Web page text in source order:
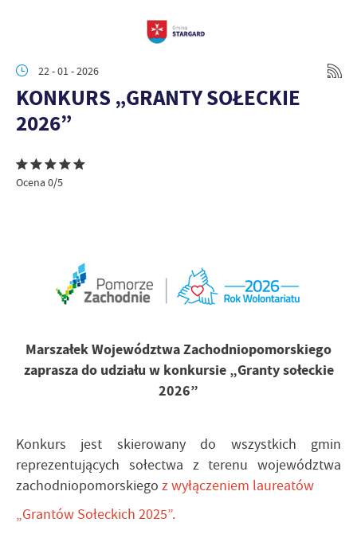
22 - 01 - 2026
KONKURS „GRANTY SOŁECKIE
2026”
Ocena 0/5
Marszałek Województwa Zachodniopomorskiego
zaprasza do udziału w konkursie „Granty sołeckie
2026”
Konkurs jest skierowany do wszystkich gmin
reprezentujących sołectwa z terenu województwa
zachodniopomorskiego z wyłączeniem laureatów
„Grantów Sołeckich 2025”.